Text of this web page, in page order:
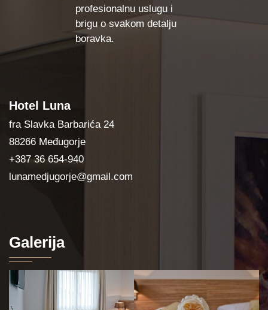
profesionalnu uslugu i
brigu o svakom detalju
boravka.
Hotel Luna
fra Slavka Barbarića 24
88266 Međugorje
+387 36 654-940
lunamedjugorje@gmail.com
Galerija